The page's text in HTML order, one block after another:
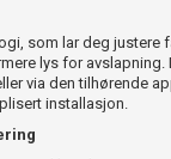
som lar deg justere
lys for
via den tilhørende
installasjon.